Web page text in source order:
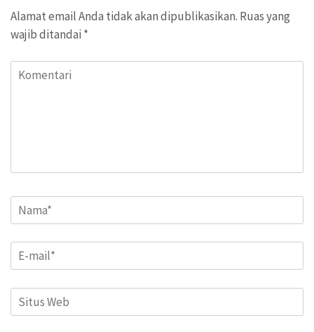
Alamat email Anda tidak akan dipublikasikan. Ruas yang
wajib ditandai *
Komentari
Name*
Email*
Situs
Web